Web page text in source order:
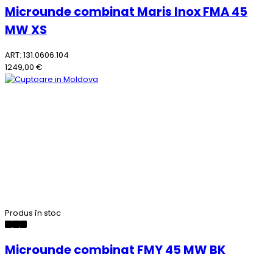
Microunde combinat Maris Inox FMA 45
MW XS
ART: 131.0606.104
1249,00 €
Produs în stoc
Microunde combinat FMY 45 MW BK